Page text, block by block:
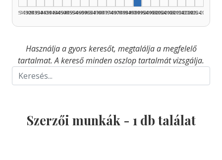
1925–1929
1930–1934
1935–1939
1940–1944
1945–1949
1950–1954
1955–1959
1960–1964
1965–1969
1970–1974
1975–1979
1980–1984
1985–1989
1990–1994
1995–1999
2000–2004
2005–2009
2010–2014
2015–2019
2020–2024
2025–2026
Használja a gyors keresőt, megtalálja a megfelelő
tartalmat. A kereső minden oszlop tartalmát vizsgálja.
Szerzői munkák - 1 db találat